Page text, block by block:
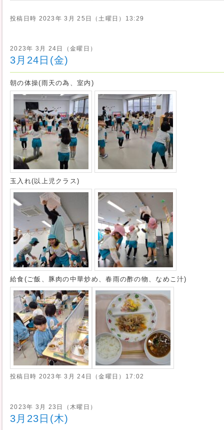
投稿日時 2023年 3月 25日（土曜日）13:29
2023年 3月 24日（金曜日）
3月24日(金)
朝の体操(雨天の為、室内)
玉入れ(以上児クラス)
給食(ご飯、豚肉の中華炒め、春雨の酢の物、なめこ汁)
投稿日時 2023年 3月 24日（金曜日）17:02
2023年 3月 23日（木曜日）
3月23日(木)